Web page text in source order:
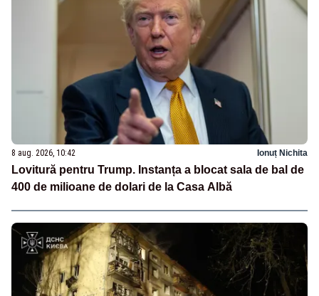
8 aug. 2026, 10:42 Ionuț Nichita
Lovitură pentru Trump. Instanța a blocat sala de bal de
400 de milioane de dolari de la Casa Albă